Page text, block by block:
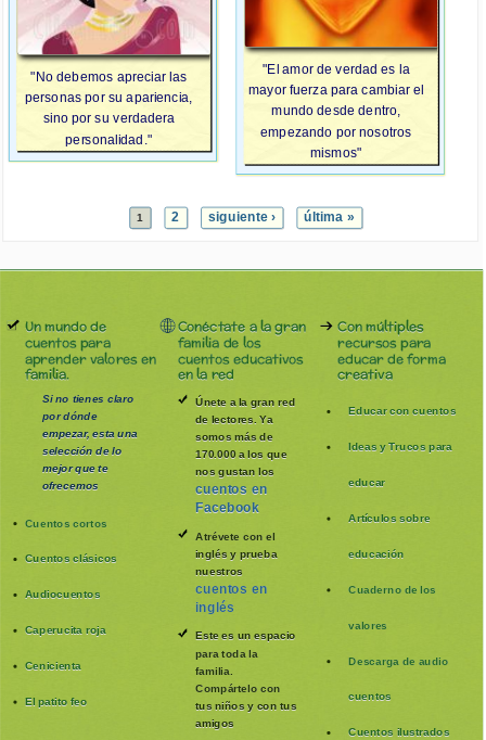
"No debemos apreciar las
personas por su apariencia,
sino por su verdadera
personalidad."
"El amor de verdad es la
mayor fuerza para cambiar el
mundo desde dentro,
empezando por nosotros
mismos"
1 2 siguiente › última »
Un mundo de
cuentos para
aprender valores en
familia.
Si no tienes claro
por dónde
empezar, esta una
selección de lo
mejor que te
ofrecemos
Cuentos cortos
Cuentos clásicos
Audiocuentos
Caperucita roja
Cenicienta
El patito feo
Conéctate a la gran
familia de los
cuentos educativos
en la red
Únete a la gran red
de lectores. Ya
somos más de
170.000 a los que
nos gustan los
cuentos en
Facebook
Atrévete con el
inglés y prueba
nuestros
cuentos en
inglés
Este es un espacio
para toda la
familia
Compártelo con
tus niños y con tus
amigos
Con múltiples
recursos para
educar de forma
creativa
Educar con cuentos
Ideas y Trucos para
educar
Artículos sobre
educación
Cuaderno de los
valores
Descarga de audio
cuentos
Cuentos ilustrados